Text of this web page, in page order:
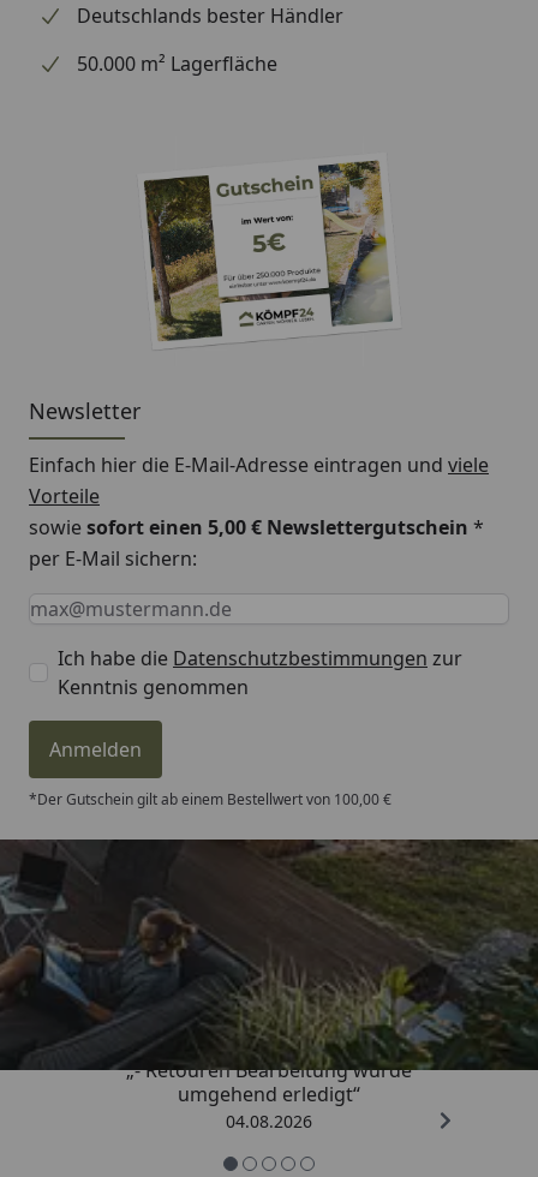
Deutschlands bester Händler
50.000 m² Lagerfläche
Newsletter
Einfach hier die E-Mail-Adresse eintragen und viele
Vorteile
sowiesofort einen 5,00 € Newslettergutschein *
per E-Mail sichern:
Keine Eingabe erforderlich
Eingabe erforderlich
E-Mail *
Ich habe die Datenschutzbestimmungen zur
Kenntnis genommen
Anmelden
*Der Gutschein gilt ab einem Bestellwert von 100,00 €
Trusted Shops
4,81/ 5
„- Retouren Bearbeitung wurde
umgehend erledigt“
04.08.2026